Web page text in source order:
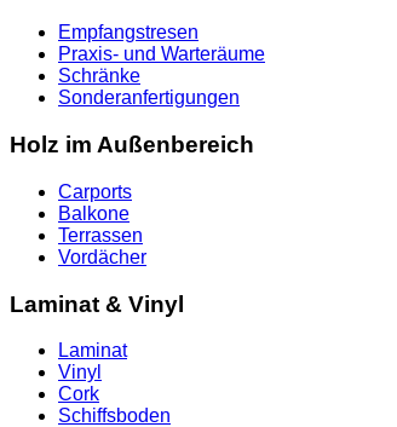
Empfangstresen
Praxis- und Warteräume
Schränke
Sonderanfertigungen
Holz im Außenbereich
Carports
Balkone
Terrassen
Vordächer
Laminat & Vinyl
Laminat
Vinyl
Cork
Schiffsboden